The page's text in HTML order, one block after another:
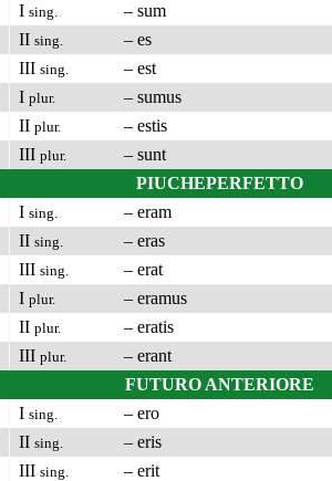
I sing.
– sum
II sing.
– es
III sing.
– est
I plur.
– sumus
II plur.
– estis
III plur.
– sunt
PIUCHEPERFETTO
I sing.
– eram
II sing.
– eras
III sing.
– erat
I plur.
– eramus
II plur.
– eratis
III plur.
– erant
FUTURO ANTERIORE
I sing.
– ero
II sing.
– eris
III sing.
– erit